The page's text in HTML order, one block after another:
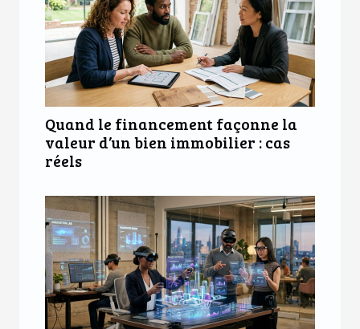
Quand le financement façonne la
valeur d’un bien immobilier : cas
réels